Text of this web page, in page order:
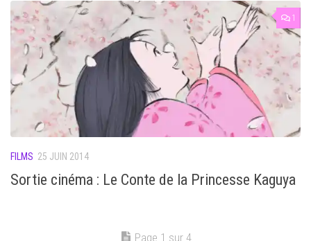
1
FILMS 25 JUIN 2014
Sortie cinéma : Le Conte de la Princesse Kaguya
Page 1 sur 4